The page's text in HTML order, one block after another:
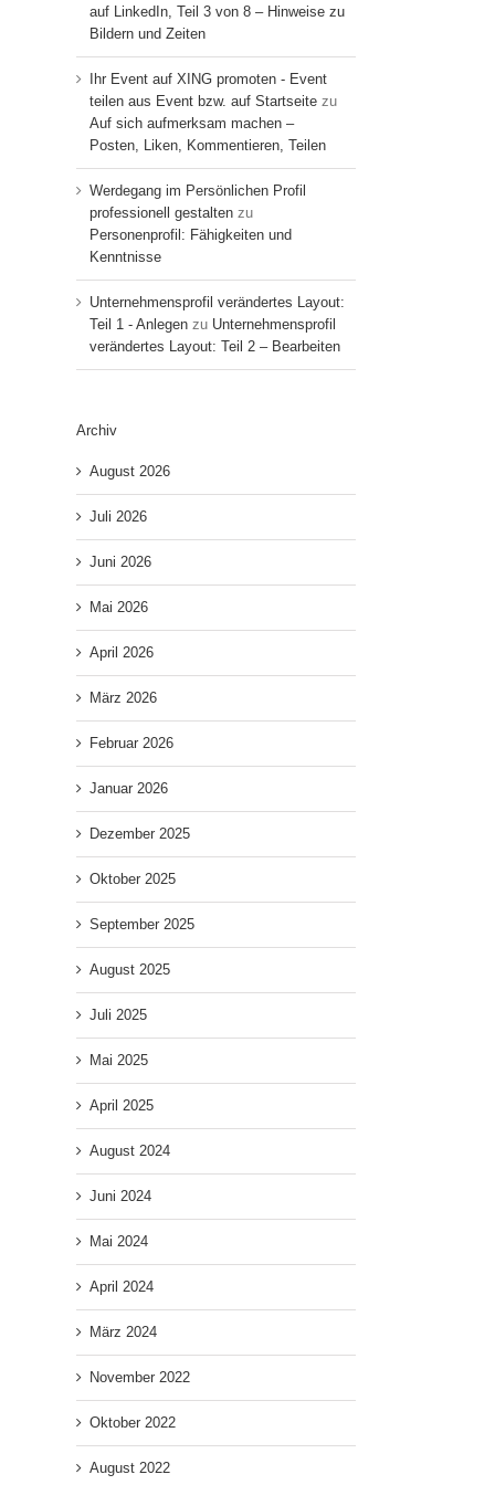
auf LinkedIn, Teil 3 von 8 – Hinweise zu
Bildern und Zeiten
Ihr Event auf XING promoten - Event
teilen aus Event bzw. auf Startseitezu
Auf sich aufmerksam machen –
Posten, Liken, Kommentieren, Teilen
Werdegang im Persönlichen Profil
professionell gestaltenzu
Personenprofil: Fähigkeiten und
Kenntnisse
Unternehmensprofil verändertes Layout:
Teil 1 - Anlegenzu Unternehmensprofil
verändertes Layout: Teil 2 – Bearbeiten
Archiv
August 2026
Juli 2026
Juni 2026
Mai 2026
April 2026
März 2026
Februar 2026
Januar 2026
Dezember 2025
Oktober 2025
September 2025
August 2025
Juli 2025
Mai 2025
April 2025
August 2024
Juni 2024
Mai 2024
April 2024
März 2024
November 2022
Oktober 2022
August 2022